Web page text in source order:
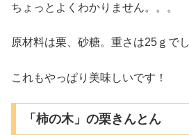
ちょっとよくわかりません。。。
原材料は栗、砂糖。重さは25ｇでし
これもやっぱり美味しいです！
「柿の木」の栗きんとん